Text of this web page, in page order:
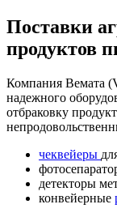
Поставки
продуктов
Компания Вемата
надежного
отбраковку
чеквейеры
детекторы
конвейерные